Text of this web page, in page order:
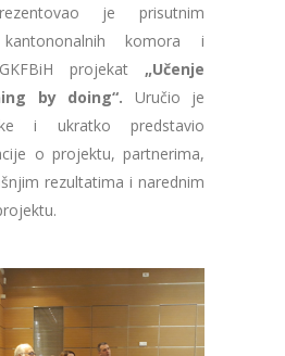
je prisutnim
kantononalnih komora i
projekat „Učenje
by doing“. Uručio je
i ukratko predstavio
o projektu, partnerima,
rezultatima i narednim